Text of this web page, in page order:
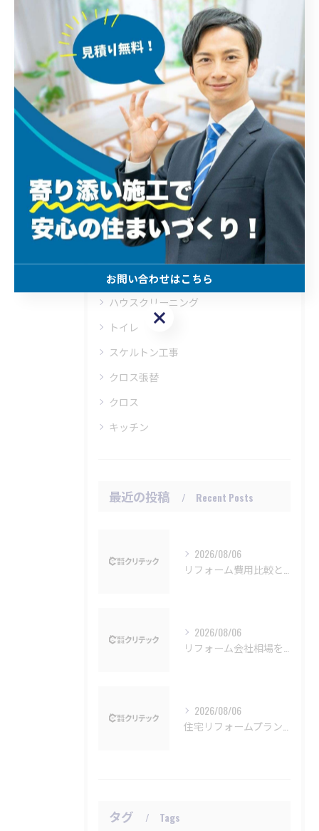
人工芝
アクセントクロス
中古マンション
リペア補修
リフォーム見積
リフォーム会社
リフォームプラン
リノベーション
ユニットバス
フロアタイル
バリアフリー
ハウスクリーニング
トイレ
スケルトン工事
クロス張替
クロス
キッチン
最近の投稿 Recent Posts
2026/08/06
2026/08/06
2026/08/06
タグ Tags
お問い合わせはこちら
お問い合わせはこちら